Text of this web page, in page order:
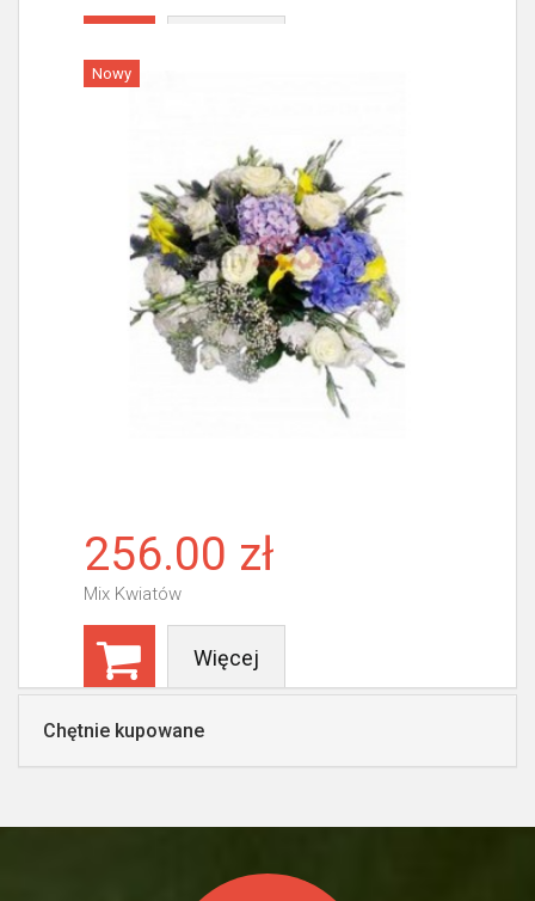
Nowy
256.00 zł
Mix Kwiatów
Więcej
Chętnie kupowane